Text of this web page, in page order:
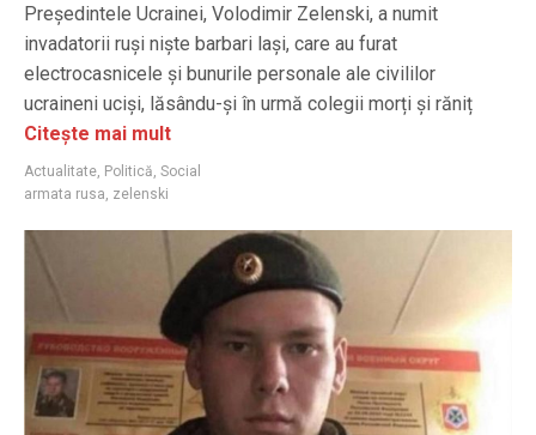
Președintele Ucrainei, Volodimir Zelenski, a numit
invadatorii ruși niște barbari lași, care au furat
electrocasnicele și bunurile personale ale civililor
ucraineni uciși, lăsându-și în urmă colegii morți și răniț
Citește mai mult
Actualitate Politică Social
armata rusa zelenski